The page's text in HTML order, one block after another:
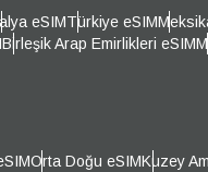
eSIMTürkiye eSIM
Birleşik Arap Emirlikleri eSIM
Orta Doğu eSIMKuzey
E-